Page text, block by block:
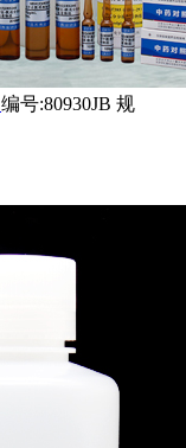
编号:80930JB 规